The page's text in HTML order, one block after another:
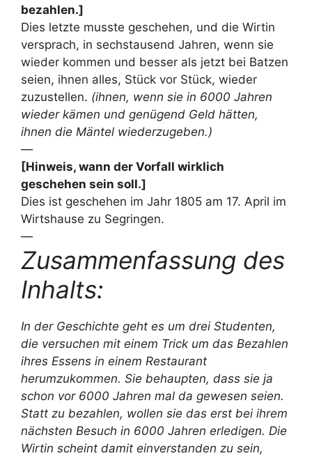
bezahlen.]
Dies letzte musste geschehen, und die Wirtin
versprach, in sechstausend Jahren, wenn sie
wieder kommen und besser als jetzt bei Batzen
seien, ihnen alles, Stück vor Stück, wieder
zuzustellen. (ihnen, wenn sie in 6000 Jahren
wieder kämen und genügend Geld hätten,
ihnen die Mäntel wiederzugeben.)
—
[Hinweis, wann der Vorfall wirklich
geschehen sein soll.]
Dies ist geschehen im Jahr 1805 am 17. April im
Wirtshause zu Segringen.
—
Zusammenfassung des
Inhalts:
In der Geschichte geht es um drei Studenten,
die versuchen mit einem Trick um das Bezahlen
ihres Essens in einem Restaurant
herumzukommen. Sie behaupten, dass sie ja
schon vor 6000 Jahren mal da gewesen seien.
Statt zu bezahlen, wollen sie das erst bei ihrem
nächsten Besuch in 6000 Jahren erledigen. Die
Wirtin scheint damit einverstanden zu sein,